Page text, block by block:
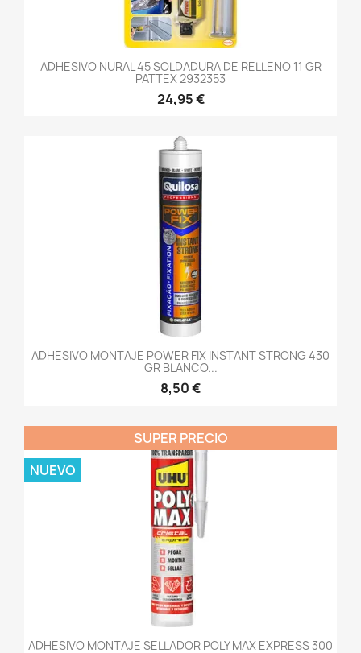
ADHESIVO NURAL 45 SOLDADURA DE RELLENO 11 GR
PATTEX 2932353
24,95 €
ADHESIVO MONTAJE POWER FIX INSTANT STRONG 430
GR BLANCO...
8,50 €
ADHESIVO MONTAJE SELLADOR POLY MAX EXPRESS 300
SUPER PRECIO
NUEVO